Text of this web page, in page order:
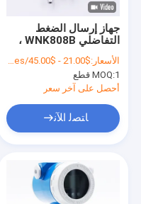
اتصل بنا
أخبار
القضايا
VR
جهاز إرسال الضغط
التفاضلي WNK808B ،
مستشعر ضغط الرياح
IP65
الأسعار:$21.00 - $45.00/Pieces
MOQ:1 قطع
أحصل على آخر سعر
ﺎﺘﺼﻟ ﺍﻶﻧ